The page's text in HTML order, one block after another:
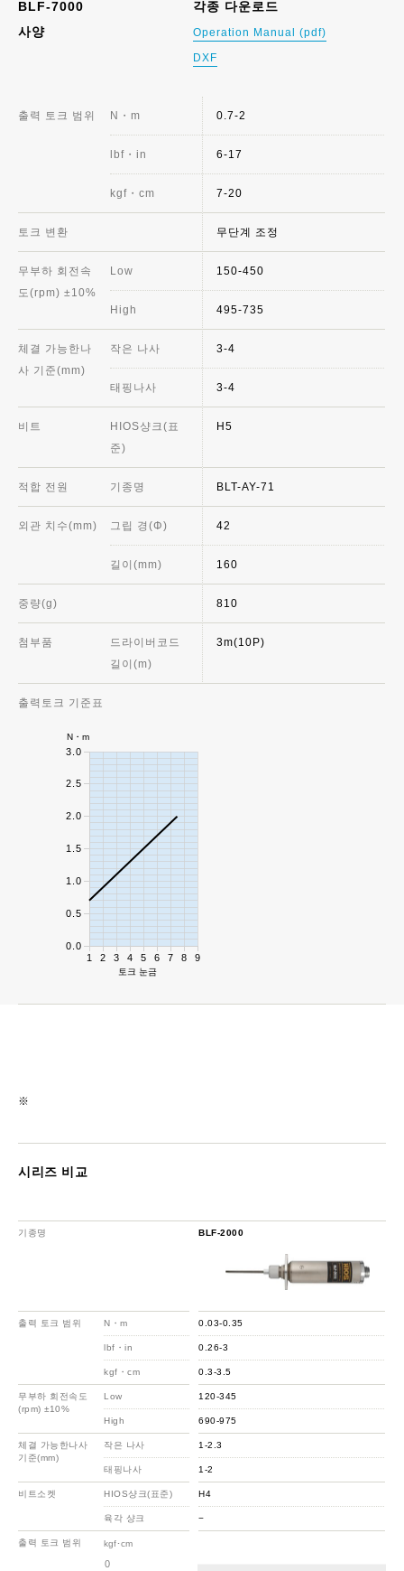
BLF-7000
사양
각종 다운로드
Operation Manual (pdf)
DXF
출력 토크 범위 N・m
lbf・in
kgf・cm
토크 변환
무부하 회전속
도(rpm) ±10%
Low
High
체결 가능한나
사 기준(mm)
작은 나사
태핑나사
비트
HIOS샹크(표
준)
적합 전원 기종명
외관 치수(mm) 그립 경(Φ)
길이(mm)
중량(g)
첨부품
드라이버코드
길이(m)
출력토크 기준표
0.7-2
6-17
7-20
무단계 조정
150-450
495-735
3-4
3-4
H5
BLT-AY-71
42
160
810
3m(10P)
1 2 3 4 5 6 7 8 9
토크 눈금
0.0
0.5
1.0
1.5
2.0
2.5
3.0
N・m
※
시리즈 비교
기종명
출력 토크 범위 N・m
lbf・in
kgf・cm
무부하 회전속도
(rpm) ±10%
Low
High
체결 가능한나사
기준(mm)
작은 나사
태핑나사
비트소켓 HIOS샹크(표준)
육각 샹크
출력 토크 범위
0
kgf･cm
BLF-2000
0.03-0.35
0.26-3
0.3-3.5
120-345
690-975
1-2.3
1-2
H4
−